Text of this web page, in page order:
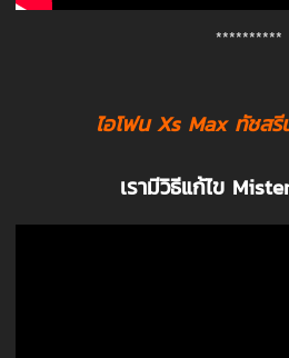
**********
ไอโฟน Xs Max ทัชสรี
เรามีวิธีแก้ไข